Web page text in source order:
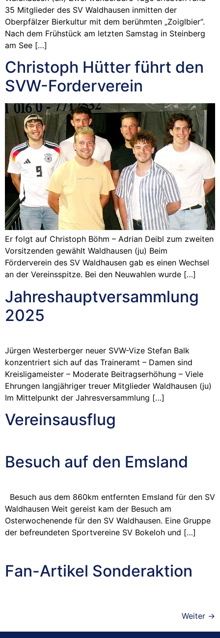
35 Mitglieder des SV Waldhausen inmitten der
Oberpfälzer Bierkultur mit dem berühmten „Zoiglbier“.
Nach dem Frühstück am letzten Samstag in Steinberg
am See […]
Christoph Hütter führt den
SVW-Forderverein
Er folgt auf Christoph Böhm – Adrian Deibl zum zweiten
Vorsitzenden gewählt Waldhausen (ju) Beim
Förderverein des SV Waldhausen gab es einen Wechsel
an der Vereinsspitze. Bei den Neuwahlen wurde […]
Jahreshauptversammlung
2025
Jürgen Westerberger neuer SVW-Vize Stefan Balk
konzentriert sich auf das Traineramt – Damen sind
Kreisligameister – Moderate Beitragserhöhung – Viele
Ehrungen langjähriger treuer Mitglieder Waldhausen (ju)
Im Mittelpunkt der Jahresversammlung […]
Vereinsausflug
Besuch auf den Emsland
Besuch aus dem 860km entfernten Emsland für den SV
Waldhausen Weit gereist kam der Besuch am
Osterwochenende für den SV Waldhausen. Eine Gruppe
der befreundeten Sportvereine SV Bokeloh und […]
Fan-Artikel Sonderaktion
Weiter →